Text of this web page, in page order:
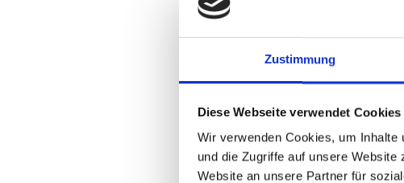
Zustimmung
Diese Webseite verwendet Cookies
Wir verwenden Cookies, um Inhalte
und die Zugriffe auf unsere
Website an unsere Partner für